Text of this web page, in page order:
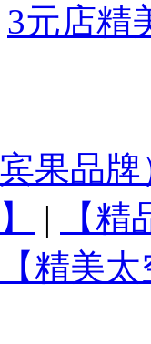
3元店精
果品牌
|
【
【精美